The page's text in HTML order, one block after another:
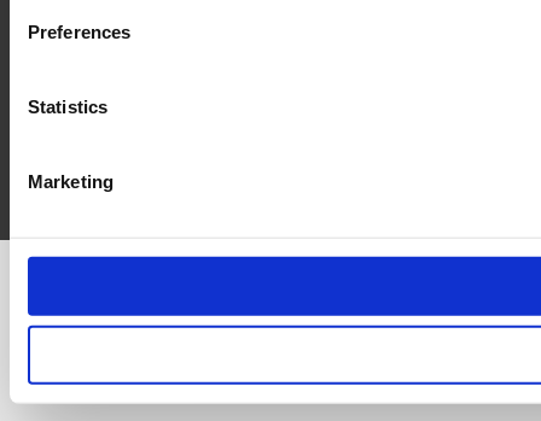
Preferences
Statistics
Marketing